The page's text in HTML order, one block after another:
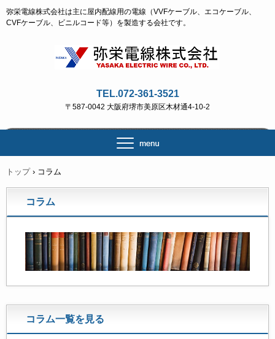
弥栄電線株式会社は主に屋内配線用の電線（VVFケーブル、エコケーブル、
CVFケーブル、ビニルコード等）を製造する会社です。
TEL.072-361-3521
〒587-0042 大阪府堺市美原区木材通4-10-2
トップ › コラム
コラム
コラム一覧を見る